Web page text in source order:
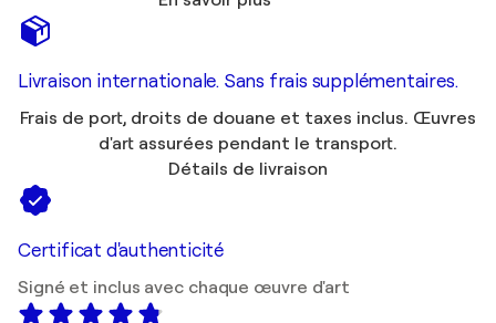
Livraison internationale. Sans frais supplémentaires.
Frais de port, droits de douane et taxes inclus. Œuvres
d'art assurées pendant le transport.
Détails de livraison
Certificat d'authenticité
Signé et inclus avec chaque œuvre d'art